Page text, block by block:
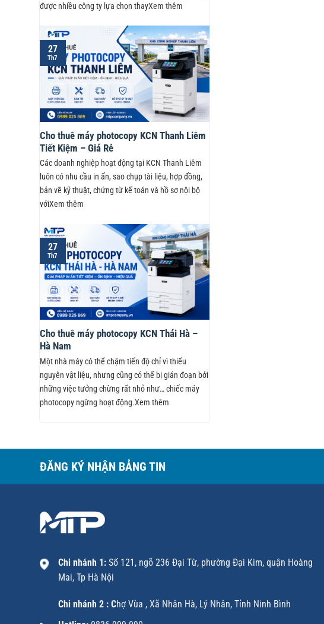
được nhiều công ty lựa chọn thayXem thêm
Cho thuê máy photocopy KCN Thanh Liêm
Tiết Kiệm – Giá Rẻ
Các doanh nghiệp hoạt động tại KCN Thanh Liêm
luôn có nhu cầu in ấn, sao chụp tài liệu, hợp đồng,
bản vẽ kỹ thuật, chứng từ kế toán và hồ sơ nội bộ
vớiXem thêm
27
Th7
Cho thuê máy photocopy KCN Thái Hà –
Hà Nam
Một nhà máy có thể chậm tiến độ chỉ vì thiếu
nguyên vật liệu, nhưng cũng có thể bị gián đoạn bởi
những việc tưởng chừng rất nhỏ như… chiếc máy
photocopy ngừng hoạt động.Xem thêm
27
Th7
ĐĂNG KÝ NHẬN BẢNG TIN
Chi nhánh 1: Số 121, ngõ 236 Đại Từ, phường Đại Kim, quận Hoàng
Mai, Tp Hà Nội
Chi nhánh 2 : Chợ Vùa , Xã Nhân Hà, Lý Nhân, Tỉnh Ninh Bình